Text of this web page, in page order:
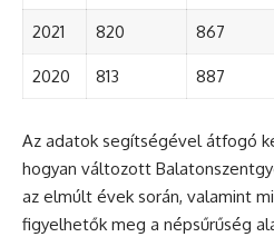
2021 820 867
2020 813 887
Az adatok segítségével átfogó
hogyan változott
az elmúlt évek során, valamint
figyelhetők meg a népsűrűség